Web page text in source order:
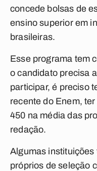
concede bolsas de
ensino superior em
brasileiras.
Esse programa tem
o candidato precisa
participar, é preciso
recente do Enem,
450 na média das
redação.
Algumas
próprios de seleção